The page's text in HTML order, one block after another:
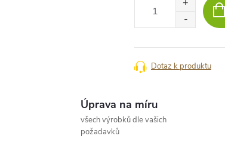
Dotaz k produktu
Úprava na míru
všech výrobků dle vašich
požadavků